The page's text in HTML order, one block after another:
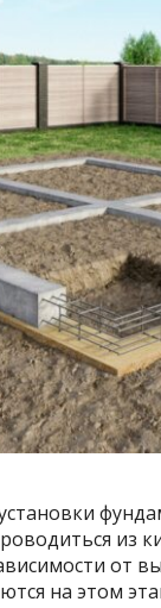
из
от
на этом